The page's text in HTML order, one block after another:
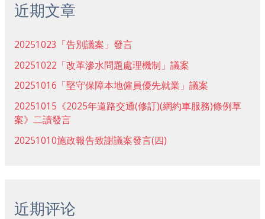
近期文章
20251023「告別議案」發言
20251022「改革滲水問題處理機制」議案
20251016「堅守保障本地僱員優先就業」議案
20251015《2025年道路交通(修訂)(網約車服務)條例草
案》二讀發言
20251010施政報告致謝議案發言(四)
近期评论